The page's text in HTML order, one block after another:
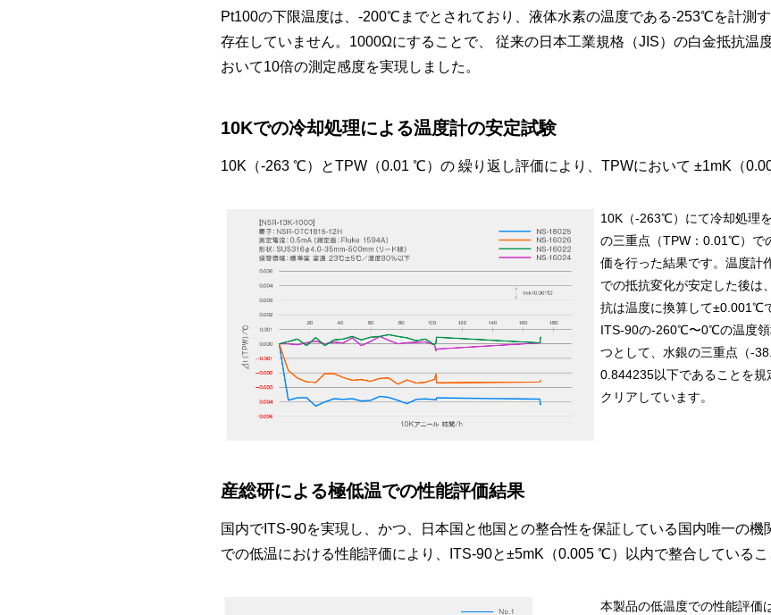
Pt100の下限温度は、-200℃までとされており、液体水素の温度である-253℃を計測
存在していません。1000Ωにすることで、 従来の日本工業規格（JIS）の白金抵抗温
おいて10倍の測定感度を実現しました。
10Kでの冷却処理による温度計の安定試験
10K（-263 ℃）とTPW（0.01 ℃）の 繰り返し評価により、TPWにおいて ±1mK（
10K（-263℃）にて冷却処理
の三重点（TPW：0.01℃）で
価を行った結果です。温度計
での抵抗変化が安定した後は
抗は温度に換算して±0.001℃
ITS-90の-260℃〜0℃の温度領
つとして、水銀の三重点（-
0.844235以下であることを
クリアしています。
産総研による極低温での性能評価結果
国内でITS-90を実現し、かつ、日本国と他国との整合性を保証している国内唯一の
での低温における性能評価により、ITS-90と±5mK（0.005 ℃）以内で整合しているこ
本製品の低温度での性能評価